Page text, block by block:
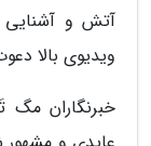
آتش و آشنایی
ویدیوی بالا
خبرنگاران